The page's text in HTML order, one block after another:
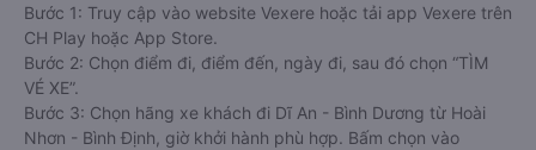
Bước 1: Truy cập vào website Vexere hoặc tải app Vexere trên
CH Play hoặc App Store.
Bước 2: Chọn điểm đi, điểm đến, ngày đi, sau đó chọn “TÌM
VÉ XE”.
Bước 3: Chọn hãng xe khách đi Dĩ An - Bình Dương từ Hoài
Nhơn - Bình Định, giờ khởi hành phù hợp. Bấm chọn vào